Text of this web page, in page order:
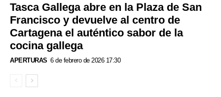
Tasca Gallega abre en la Plaza de San
Francisco y devuelve al centro de
Cartagena el auténtico sabor de la
cocina gallega
APERTURAS 6 de febrero de 2026 17:30